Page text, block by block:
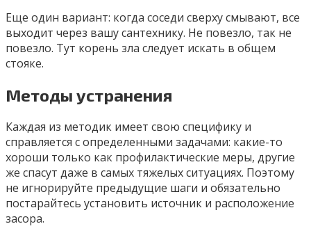
Еще один вариант: когда соседи сверху смывают, все
выходит через вашу сантехнику. Не повезло, так не
повезло. Тут корень зла следует искать в общем
стояке.
Методы устранения
Каждая из методик имеет свою специфику и
справляется с определенными задачами: какие-то
хороши только как профилактические меры, другие
же спасут даже в самых тяжелых ситуациях. Поэтому
не игнорируйте предыдущие шаги и обязательно
постарайтесь установить источник и расположение
засора.